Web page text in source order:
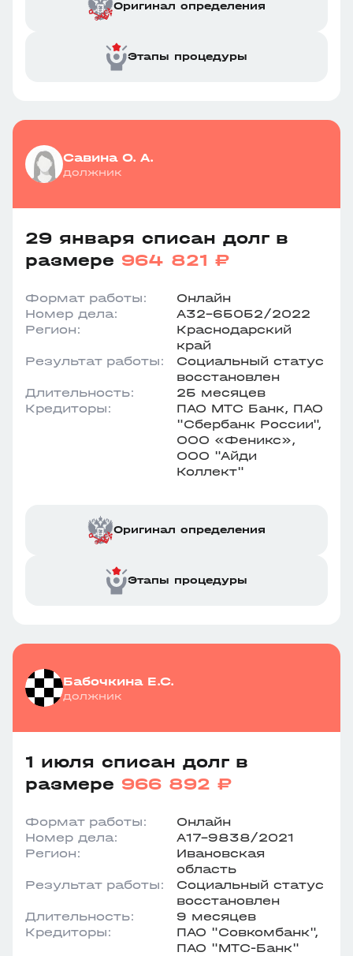
Оригинал определения
Этапы процедуры
Савина О. А.
должник
29 января списан долг в
размере 964 821 ₽
Формат работы:
Онлайн
Номер дела:
А32-65052/2022
Регион:
Краснодарский
край
Результат работы:
Социальный статус
восстановлен
Длительность:
25 месяцев
Кредиторы:
ПАО МТС Банк, ПАО
"Сбербанк России",
ООО «Феникс»,
ООО "Айди
Коллект"
Оригинал определения
Этапы процедуры
Бабочкина Е.С.
должник
1 июля списан долг в
размере 966 892 ₽
Формат работы:
Онлайн
Номер дела:
А17-9838/2021
Регион:
Ивановская
область
Результат работы:
Социальный статус
восстановлен
Длительность:
9 месяцев
Кредиторы:
ПАО "Совкомбанк",
ПАО "МТС-Банк"